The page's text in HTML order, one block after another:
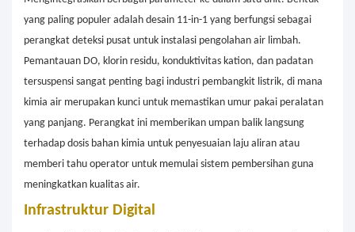
yang paling populer adalah desain 11-in-1 yang berfungsi sebagai
perangkat deteksi pusat untuk instalasi pengolahan air limbah.
Pemantauan DO, klorin residu, konduktivitas kation, dan padatan
tersuspensi sangat penting bagi industri pembangkit listrik, di mana
kimia air merupakan kunci untuk memastikan umur pakai peralatan
yang panjang. Perangkat ini memberikan umpan balik langsung
terhadap dosis bahan kimia untuk penyesuaian laju aliran atau
memberi tahu operator untuk memulai sistem pembersihan guna
meningkatkan kualitas air.
Infrastruktur Digital